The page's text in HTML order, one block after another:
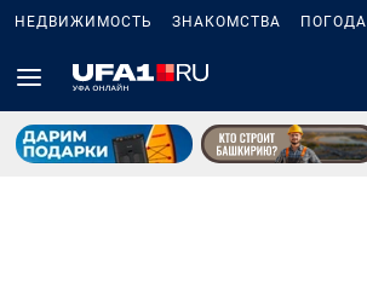
НЕДВИЖИМОСТЬ ЗНАКОМСТВА ПОГОДА